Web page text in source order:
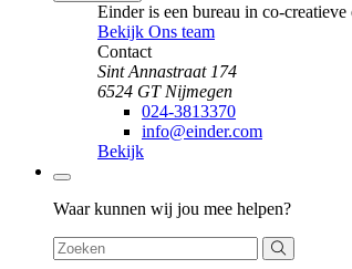
Einder is een bureau in co-
Bekijk Ons team
Contact
Sint Annastraat 174
6524 GT Nijmegen
024-3813370
info@einder.com
Bekijk
Zoeken
Waar kunnen wij jou mee helpen?